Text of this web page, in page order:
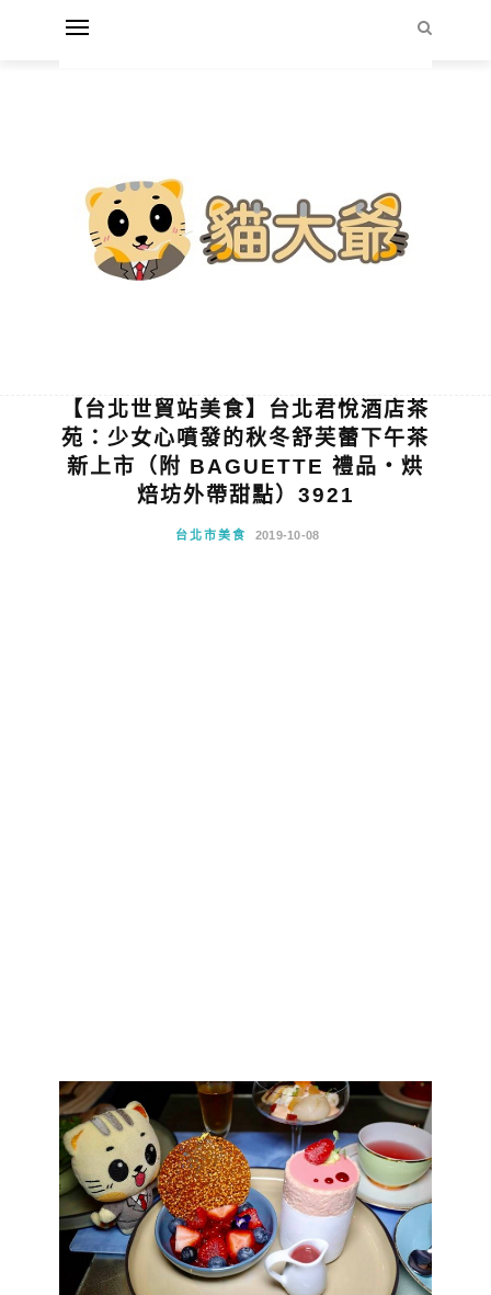
【台北世貿站美食】台北君悅酒店茶
苑：少女心噴發的秋冬舒芙蕾下午茶
新上市（附 BAGUETTE 禮品‧烘
焙坊外帶甜點）3921
台北市美食 2019-10-08